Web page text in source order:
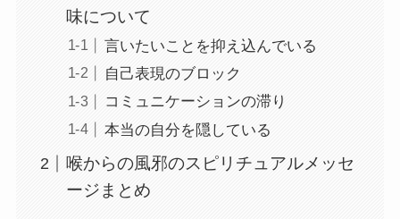
味について
言いたいことを抑え込んでいる
自己表現のブロック
コミュニケーションの滞り
本当の自分を隠している
喉からの風邪のスピリチュアルメッセ
ージまとめ